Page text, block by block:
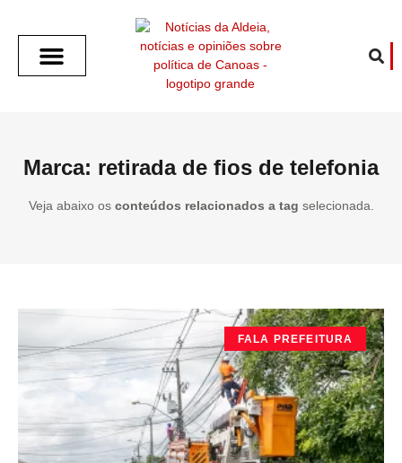
Marca: retirada de fios de telefonia
Veja abaixo os conteúdos relacionados a tag selecionada.
FALA PREFEITURA